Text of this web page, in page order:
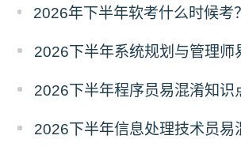
2026下半年程序员易混淆知识